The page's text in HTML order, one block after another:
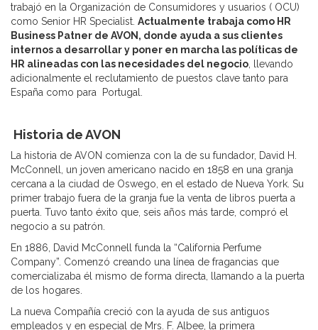
trabajó en la Organización de Consumidores y usuarios ( OCU)
como Senior HR Specialist. Actualmente trabaja como HR
Business Patner de AVON, donde ayuda a sus clientes
internos a desarrollar y poner en marcha las políticas de
HR alineadas con las necesidades del negocio , llevando
adicionalmente el reclutamiento de puestos clave tanto para
España como para Portugal.
Historia de AVON
La historia de AVON comienza con la de su fundador, David H.
McConnell, un joven americano nacido en 1858 en una granja
cercana a la ciudad de Oswego, en el estado de Nueva York. Su
primer trabajo fuera de la granja fue la venta de libros puerta a
puerta. Tuvo tanto éxito que, seis años más tarde, compró el
negocio a su patrón.
En 1886, David McConnell funda la “California Perfume
Company”. Comenzó creando una línea de fragancias que
comercializaba él mismo de forma directa, llamando a la puerta
de los hogares.
La nueva Compañía creció con la ayuda de sus antiguos
empleados y en especial de Mrs. F. Albee, la primera